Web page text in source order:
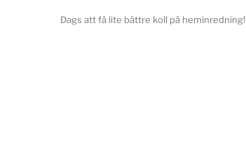
Dags att få lite bättre koll på heminredning!